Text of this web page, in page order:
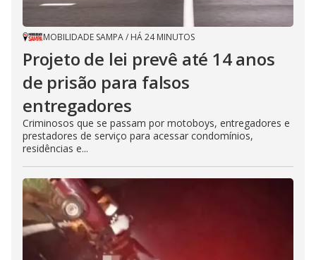
MOBILIDADE SAMPA/ HÁ 24 MINUTOS
Projeto de lei prevê até 14 anos
de prisão para falsos
entregadores
Criminosos que se passam por motoboys, entregadores e
prestadores de serviço para acessar condomínios,
residências e...